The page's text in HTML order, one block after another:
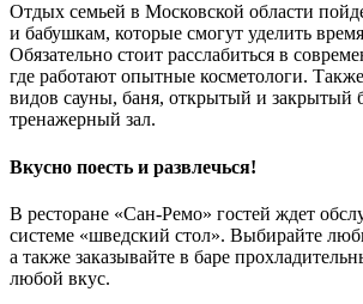
Отдых семьей в Московской области
и бабушкам, которые смогут уделить
Обязательно стоит расслабиться в
где работают опытные косметологи.
видов сауны, баня, открытый и закрытый
тренажерный зал.
Вкусно поесть и развлечься!
В ресторане «Сан-Ремо» гостей ждет
системе «шведский стол». Выбирайте
а также заказывайте в баре
любой вкус.